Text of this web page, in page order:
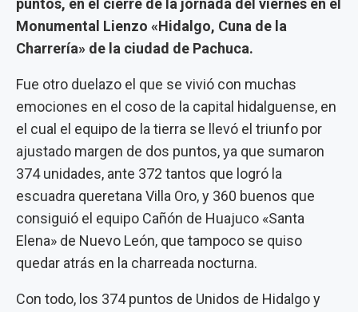
puntos, en el cierre de la jornada del viernes en el
Monumental Lienzo «Hidalgo, Cuna de la
Charrería» de la ciudad de Pachuca.
Fue otro duelazo el que se vivió con muchas
emociones en el coso de la capital hidalguense, en
el cual el equipo de la tierra se llevó el triunfo por
ajustado margen de dos puntos, ya que sumaron
374 unidades, ante 372 tantos que logró la
escuadra queretana Villa Oro, y 360 buenos que
consiguió el equipo Cañón de Huajuco «Santa
Elena» de Nuevo León, que tampoco se quiso
quedar atrás en la charreada nocturna.
Con todo, los 374 puntos de Unidos de Hidalgo y